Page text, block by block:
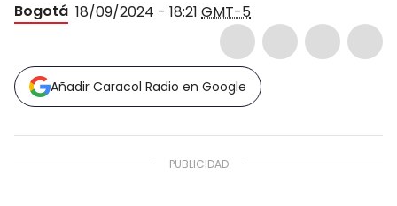
Bogotá 18/09/2024 - 18:21 GMT-5
Añadir Caracol Radio en Google